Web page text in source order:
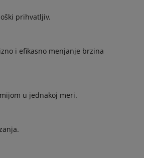
prihvatljiv.
i efikasno menjanje brzina
u jednakoj meri.